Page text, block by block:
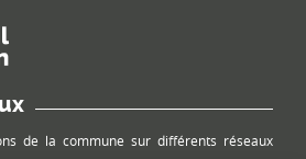
de la commune sur différents réseaux